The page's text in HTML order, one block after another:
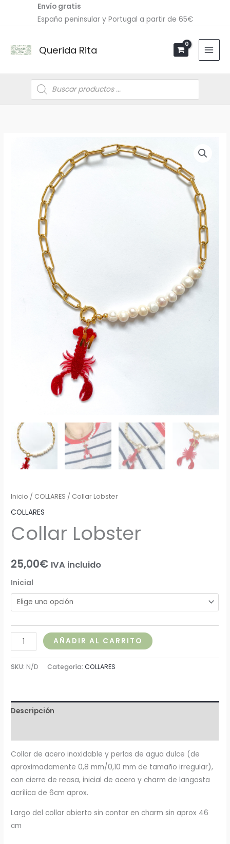
Envío gratis
España peninsular y Portugal a partir de 65€
Querida Rita
Búsqueda
de
productos
Inicio / COLLARES / Collar Lobster
COLLARES
Collar Lobster
25,00€ IVA incluido
Inicial
AÑADIR AL CARRITO
SKU: N/D Categoría:COLLARES
Descripción
Collar de acero inoxidable y perlas de agua dulce (de
aproximadamente 0,8 mm/0,10 mm de tamaño irregular),
con cierre de reasa, inicial de acero y charm de langosta
acrílica de 6cm aprox.
Largo del collar abierto sin contar en charm sin aprox 46
cm